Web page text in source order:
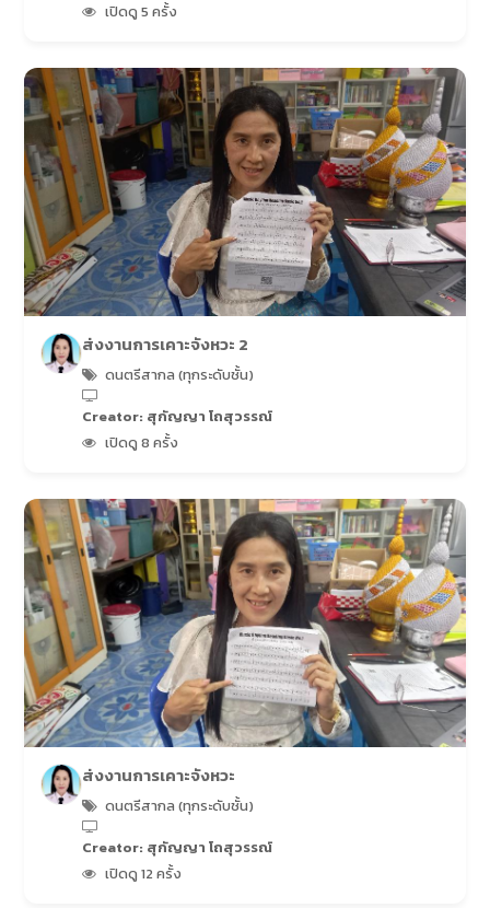
เปิดดู 5 ครั้ง
ส่งงานการเคาะจังหวะ 2
ดนตรีสากล (ทุกระดับชั้น)
Creator: สุกัญญา โถสุวรรณ์
เปิดดู 8 ครั้ง
ส่งงานการเคาะจังหวะ
ดนตรีสากล (ทุกระดับชั้น)
Creator: สุกัญญา โถสุวรรณ์
เปิดดู 12 ครั้ง